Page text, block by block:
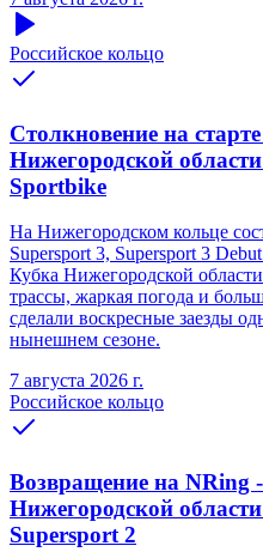
Российское кольцо
Столкновение на
Нижегородской
Sportbike
На Нижегородском кольце
Supersport 3, Supersport 3
Кубка Нижегородской
трассы, жаркая погода и
сделали воскресные заезды
нынешнем сезоне.
7 августа 2026 г.
Российское кольцо
Возвращение на NRing
Нижегородской
Supersport 2